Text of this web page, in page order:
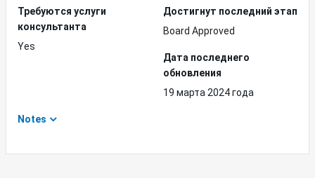
Требуются услуги
консультанта
Yes
Достигнут последний этап
Board Approved
Дата последнего
обновления
19 марта 2024 года
Notes